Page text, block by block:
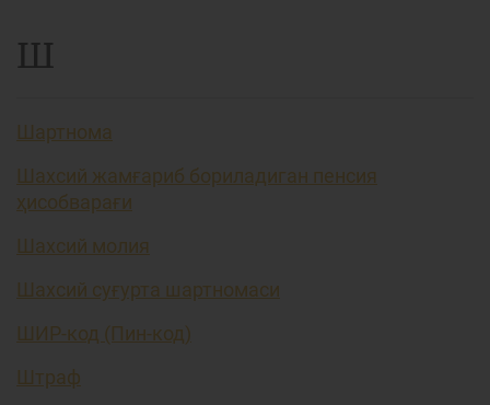
Ш
Шартнома
Шахсий жамғариб бориладиган пенсия
ҳисобварағи
Шахсий молия
Шахсий суғурта шартномаси
ШИР-код (Пин-код)
Штраф